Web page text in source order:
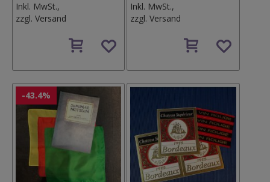
Inkl. MwSt.,
zzgl. Versand
den
Inkl. MwSt.,
zzgl.Versand
den
-43.4%